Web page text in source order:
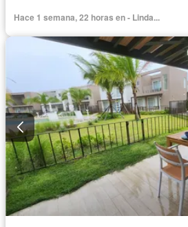
Hace 1 semana, 22 horas en - Linda...